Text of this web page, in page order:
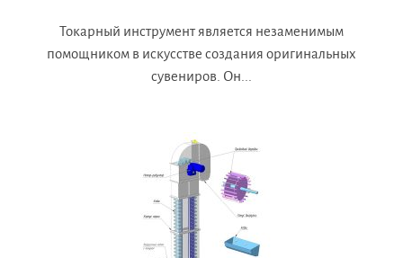
Токарный инструмент является незаменимым
помощником в искусстве создания оригинальных
сувениров. Он...